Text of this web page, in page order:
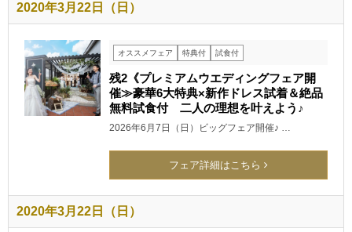
2020年3月22日（日）
オススメフェア 特典付 試食付
残2《プレミアムウエディングフェア開
催≫豪華6大特典×新作ドレス試着＆絶品
無料試食付 二人の理想を叶えよう♪
2026年6月7日（日）ビッグフェア開催♪ …
フェア詳細はこちら
2020年3月22日（日）